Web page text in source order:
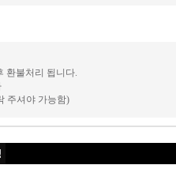
환불처리 됩니다.
주셔야 가능함)